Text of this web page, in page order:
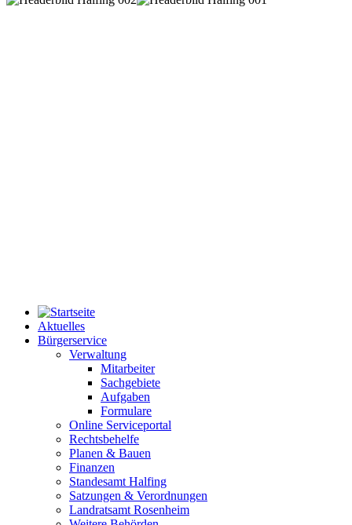
Aktuelles
Bürgerservice
Verwaltung
Mitarbeiter
Sachgebiete
Aufgaben
Formulare
Online Serviceportal
Rechtsbehelfe
Planen & Bauen
Finanzen
Standesamt Halfing
Satzungen & Verordnungen
Landratsamt Rosenheim